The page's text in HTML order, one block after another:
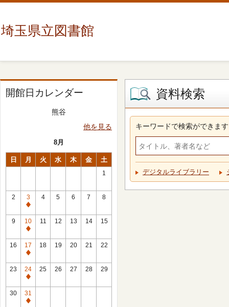
埼玉県立図書館
開館日カレンダー
熊谷
他を見る
8月
日 月 火 水 木 金 土
1
2
3
休
館
日
4 5 6 7 8
9
10
休
館
日
11 12 13 14 15
16
17
休
館
日
18 19 20 21 22
23
24
休
館
日
25 26 27 28 29
30
31
休
資料検索
キーワードで検索ができます
デジタルライブラリー